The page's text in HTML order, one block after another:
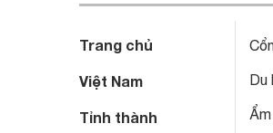
Trang chủ
Việt Nam
Tỉnh thành
Du